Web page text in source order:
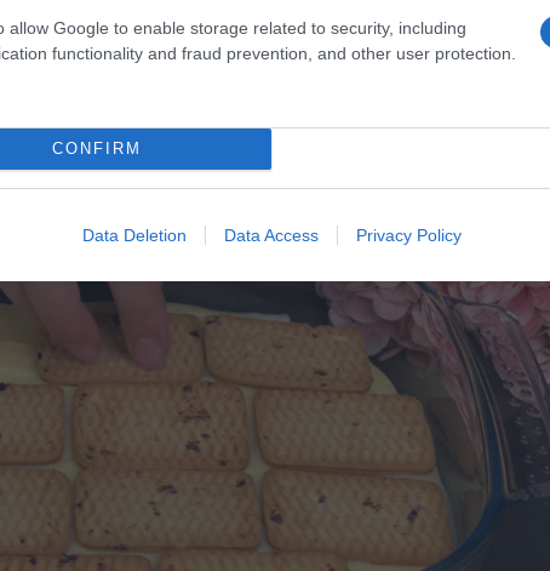
allow Google to enable storage related to security, including
functionality and fraud prevention, and other user protection.
CONFIRM
Data Deletion Data Access Privacy Policy
da stavite 150 g šećera u lonac s debelim dnom i zagrijete ga na
boje. Nakon što se skine s vatre, postupno dodajte toplo
nastavka.